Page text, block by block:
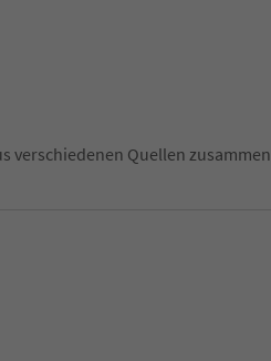
verschiedenen Quellen zusammen